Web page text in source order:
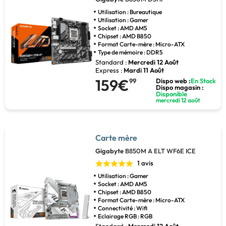
Utilisation : Bureautique
Utilisation : Gamer
Socket : AMD AM5
Chipset : AMD B850
Format Carte-mère : Micro-ATX
Type de mémoire : DDR5
Standard : Mercredi 12 Août
Express : Mardi 11 Août
159€99 Dispo web :En Stock
Dispo magasin :
Disponible
mercredi 12 août
Carte mère
Gigabyte B850M A ELT WF6E ICE
1 avis
Utilisation : Gamer
Socket : AMD AM5
Chipset : AMD B850
Format Carte-mère : Micro-ATX
Connectivité : Wifi
Eclairage RGB : RGB